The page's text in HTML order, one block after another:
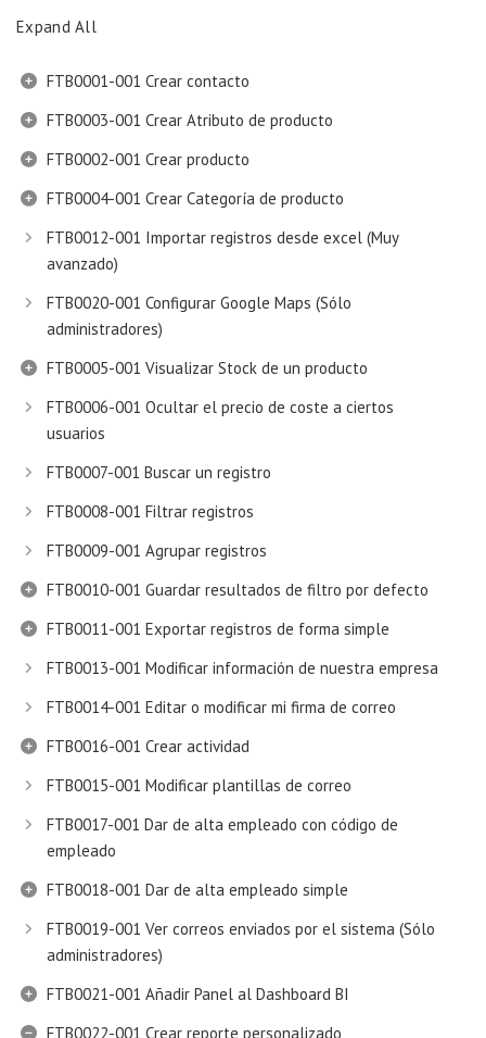
Expand All
FTB0001-001 Crear contacto
FTB0003-001 Crear Atributo de producto
FTB0002-001 Crear producto
FTB0004-001 Crear Categoría de producto
FTB0012-001 Importar registros desde excel (Muy
avanzado)
FTB0020-001 Configurar Google Maps (Sólo
administradores)
FTB0005-001 Visualizar Stock de un producto
FTB0006-001 Ocultar el precio de coste a ciertos
usuarios
FTB0007-001 Buscar un registro
FTB0008-001 Filtrar registros
FTB0009-001 Agrupar registros
FTB0010-001 Guardar resultados de filtro por defecto
FTB0011-001 Exportar registros de forma simple
FTB0013-001 Modificar información de nuestra empresa
FTB0014-001 Editar o modificar mi firma de correo
FTB0016-001 Crear actividad
FTB0015-001 Modificar plantillas de correo
FTB0017-001 Dar de alta empleado con código de
empleado
FTB0018-001 Dar de alta empleado simple
FTB0019-001 Ver correos enviados por el sistema (Sólo
administradores)
FTB0021-001 Añadir Panel al Dashboard BI
FTB0022-001 Crear reporte personalizado